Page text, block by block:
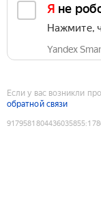
Я не
Нажмите,
Yandex
Если у вас возникли
обратной связи
9179581804436035855: